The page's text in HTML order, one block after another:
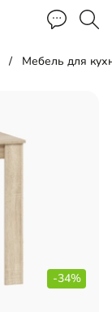
Мебель для
-34%